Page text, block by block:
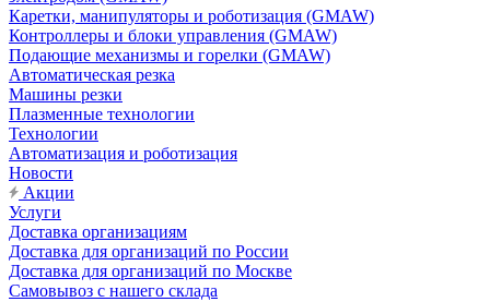
Каретки, манипуляторы и роботизация (GMAW)
Контроллеры и блоки управления (GMAW)
Подающие механизмы и горелки (GMAW)
Автоматическая резка
Машины резки
Плазменные технологии
Технологии
Автоматизация и роботизация
Новости
Акции
Услуги
Доставка организациям
Доставка для организаций по России
Доставка для организаций по Москве
Самовывоз с нашего склада